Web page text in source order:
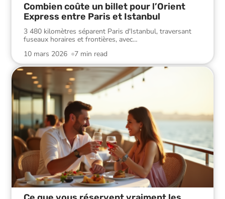
Combien coûte un billet pour l’Orient
Express entre Paris et Istanbul
3 480 kilomètres séparent Paris d'Istanbul, traversant
fuseaux horaires et frontières, avec…
7 min read
10 mars 2026